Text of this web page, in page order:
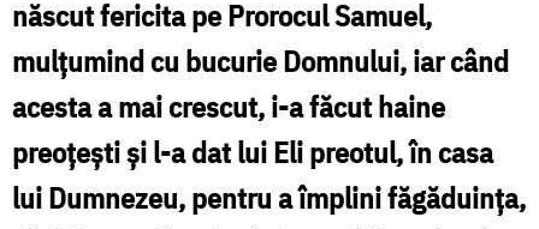
spre
sfințenie
născut fericita pe Prorocul Samuel,
mulţumind cu bucurie Domnului, iar când
acesta a mai crescut, i-a făcut haine
preoţeşti şi l-a dat lui Eli preotul, în casa
lui Dumnezeu, pentru a împlini făgăduinţa,